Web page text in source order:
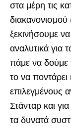
στα μέρη τις
ξεκινήσουμε
αναλυτικά για
πάμε να δούμε
το να ποντάρει
επιλεγμένους
Στάνταρ και
τα δυνατά